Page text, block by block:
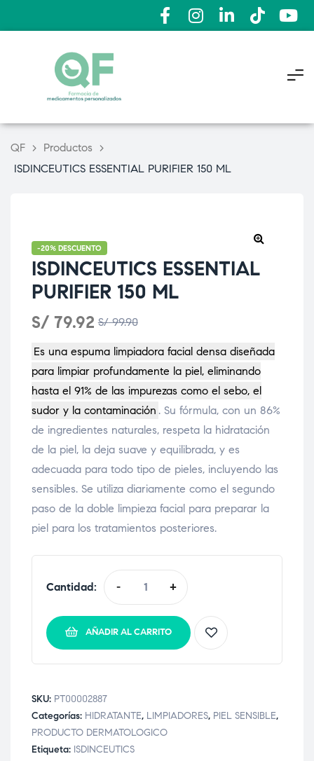
QF > Productos
>
ISDINCEUTICS ESSENTIAL PURIFIER 150 ML
-20% DESCUENTO
ISDINCEUTICS ESSENTIAL
PURIFIER 150 ML
S/99.90
S/ 79.92
Es una espuma limpiadora facial densa diseñada
para limpiar profundamente la piel, eliminando
hasta el 91% de las impurezas como el sebo, el
sudor y la contaminación . Su fórmula, con un 86%
de ingredientes naturales, respeta la hidratación
de la piel, la deja suave y equilibrada, y es
adecuada para todo tipo de pieles, incluyendo las
sensibles. Se utiliza diariamente como el segundo
paso de la doble limpieza facial para preparar la
piel para los tratamientos posteriores.
Cantidad: - +
AÑADIR AL CARRITO
SKU: PT00002887
Categorías: HIDRATANTE, LIMPIADORES, PIEL SENSIBLE,
PRODUCTO DERMATOLOGICO
Etiqueta: ISDINCEUTICS